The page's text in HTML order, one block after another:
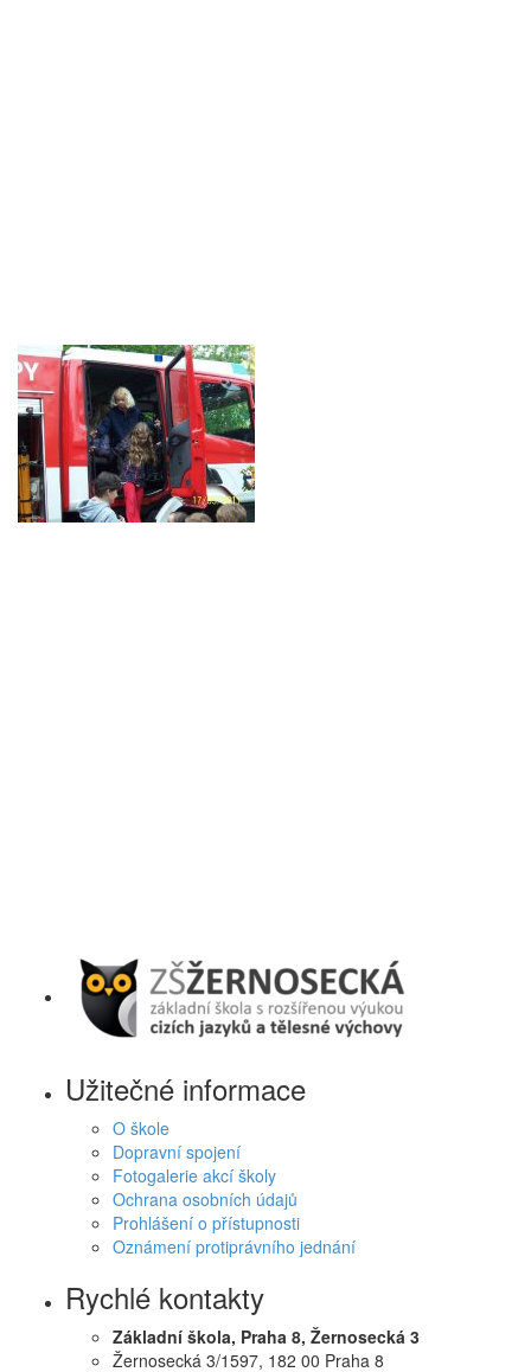
Užitečné informace
O škole
Dopravní spojení
Fotogalerie akcí školy
Ochrana osobních údajů
Prohlášení o přístupnosti
Oznámení protiprávního jednání
Rychlé kontakty
Základní škola, Praha 8, Žernosecká 3
Žernosecká 3/1597, 182 00 Praha 8